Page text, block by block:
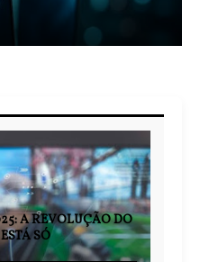
A REVOLUÇÃO DO
SÓ